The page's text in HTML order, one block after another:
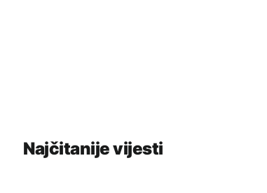
Najčitanije vijesti